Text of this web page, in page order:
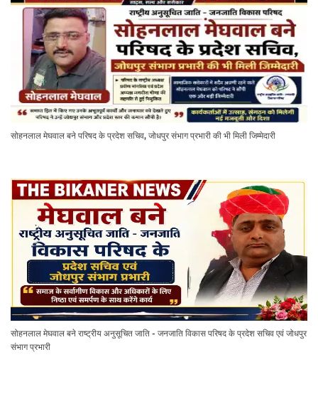
सोहनलाल मेघवाल बने परिषद के प्रदेश सचिव, जोधपुर संभाग प्रभारी की भी मिली जिम्मेदारी
सोहनलाल मेघवाल बने राष्ट्रीय अनुसूचित जाति - जनजाति विकास परिषद के प्रदेश सचिव एवं जोधपुर
संभाग प्रभारी